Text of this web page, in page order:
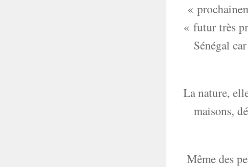
«
« futur très
Sénégal
La nature,
maisons,
Même des